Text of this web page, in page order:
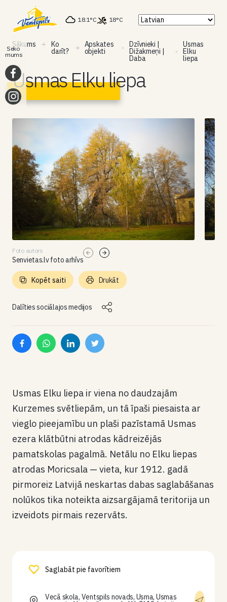
18.1°C 18°C
Sākums Ko
darīt?
Apskates
objekti
Dzīvnieki |
Dižakmeņi |
Daba
Usmas
Elku
liepa
Usmas Elku liepa
Foto autors
Senvietas.lv foto arhīvs
Dalīties sociālajos medijos
Kopēt saiti Drukāt
Usmas Elku liepa ir viena no daudzajām
Kurzemes svētliepām, un tā īpaši piesaista ar
vieglo pieejamību un plaši pazīstamā Usmas
ezera klātbūtni atrodas kādreizējās
pamatskolas pagalmā. Netālu no Elku liepas
atrodas Moricsala — vieta, kur 1912. gadā
pirmoreiz Latvijā neskartas dabas saglabāšanas
nolūkos tika noteikta aizsargājamā teritorija un
izveidots pirmais rezervāts.
Saglabāt pie favorītiem
Vecā skola, Ventspils novads, Usma, Usmas
Seko
mums